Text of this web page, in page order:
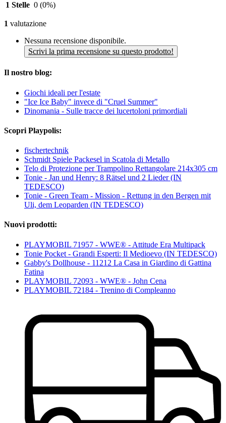
1 Stelle 0 (0%)
1 valutazione
Nessuna recensione disponibile.
Scrivi la prima recensione su questo prodotto!
Il nostro blog:
Giochi ideali per l'estate
"Ice Ice Baby" invece di "Cruel Summer"
Dinomania - Sulle tracce dei lucertoloni primordiali
Scopri Playpolis:
fischertechnik
Schmidt Spiele Packesel in Scatola di Metallo
Telo di Protezione per Trampolino Rettangolare 214x305 cm
Tonie - Jan und Henry: 8 Rätsel und 2 Lieder (IN
TEDESCO)
Tonie - Green Team - Mission - Rettung in den Bergen mit
Uli, dem Leoparden (IN TEDESCO)
Nuovi prodotti:
PLAYMOBIL 71957 - WWE® - Attitude Era Multipack
Tonie Pocket - Grandi Esperti: Il Medioevo (IN TEDESCO)
Gabby's Dollhouse - 11212 La Casa in Giardino di Gattina
Fatina
PLAYMOBIL 72093 - WWE® - John Cena
PLAYMOBIL 72184 - Trenino di Compleanno